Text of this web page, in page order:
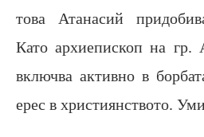
това Атанасий
Като архиепископ на гр.
включва активно в
ерес в християнството.